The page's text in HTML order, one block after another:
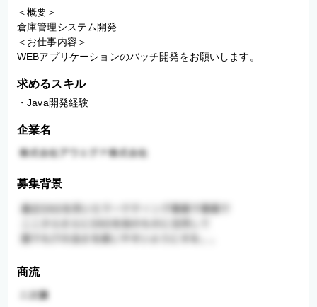
＜概要＞
倉庫管理システム開発
＜お仕事内容＞
WEBアプリケーションのバッチ開発をお願いします。
求めるスキル
・Java開発経験
企業名
募集背景
商流